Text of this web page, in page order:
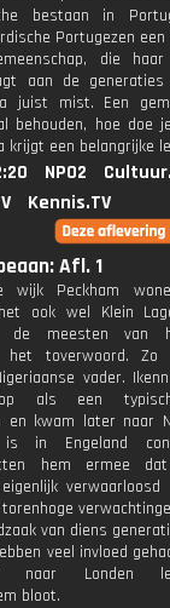
bestaan in
Portugezen
die
aan de
juist mist. Een
behouden, hoe doe
krijgt een belangrijke
NPO2
Kennis.TV
Afl. 1
wijk Peckham
ook wel Klein
de meesten van
het toverwoord. Zo
vader.
als een
en kwam later naar
in Engeland
hem ermee
verwaarloosd
van diens
veel invloed
naar Londen
bloot.